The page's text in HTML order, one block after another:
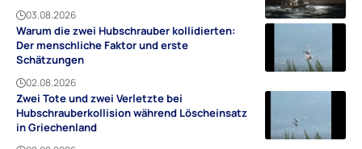
03.08.2026
Warum die zwei Hubschrauber kollidierten:
Der menschliche Faktor und erste
Schätzungen
02.08.2026
Zwei Tote und zwei Verletzte bei
Hubschrauberkollision während Löscheinsatz
in Griechenland